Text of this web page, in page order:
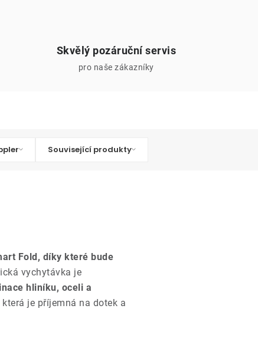
Skvělý pozáruční servis
pro naše zákazníky
Související produkty
Fold, díky které bude
vychytávka je
hliníku, oceli a
která je příjemná na dotek a